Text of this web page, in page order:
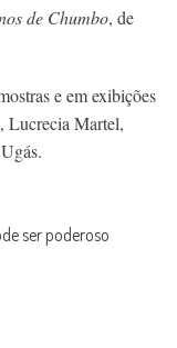
de Chumbo, de
e em exibições
Lucrecia Martel,
ser poderoso